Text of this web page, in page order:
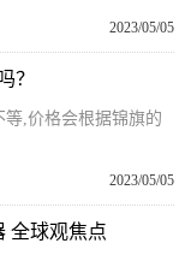
2023/05/05
？
等,价格会根据锦旗的
2023/05/05
全球观焦点